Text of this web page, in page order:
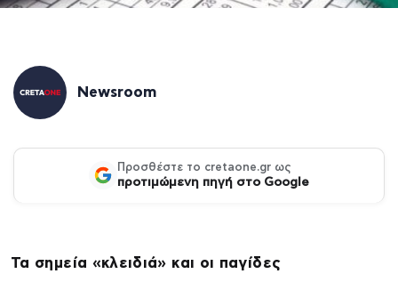
Newsroom
Προσθέστε το cretaone.gr ως
προτιμώμενη πηγή στο Google
Τα σημεία «κλειδιά» και οι παγίδες